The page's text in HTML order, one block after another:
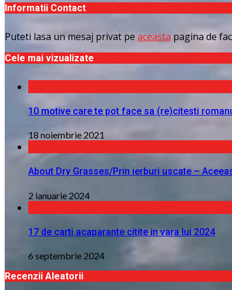
Informatii Contact
Puteti lasa un mesaj privat pe aceasta pagina de
Cele mai vizualizate
10 motive care te pot face sa (re)citesti
18 noiembrie 2021
About Dry Grasses/Prin ierburi uscate –
2 ianuarie 2024
17 de carti acaparante citite in vara lui 2024
6 septembrie 2024
Recenzii Aleatorii